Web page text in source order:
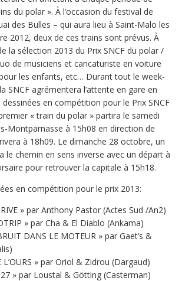
du polar ». À l’occasion du festival de
des Bulles – qui aura lieu à Saint-Malo les
2012, deux de ces trains sont prévus. À
la sélection 2013 du Prix SNCF du polar /
de musiciens et caricaturiste en voiture
les enfants, etc… Durant tout le week-
SNCF agrémentera l’attente en gare en
en compétition pour le Prix SNCF
« train du polar » partira le samedi
Montparnasse à 15h08 en direction de
à 18h09. Le dimanche 28 octobre, un
le chemin en sens inverse avec un départ à
pour retrouver la capitale à 15h18.
en compétition pour le prix 2013:
» par Anthony Pastor (Actes Sud /An2)
» par Cha & El Diablo (Ankama)
DANS LE MOTEUR » par Gaet’s &
L’OURS » par Oriol & Zidrou (Dargaud)
» par Loustal & Götting (Casterman)